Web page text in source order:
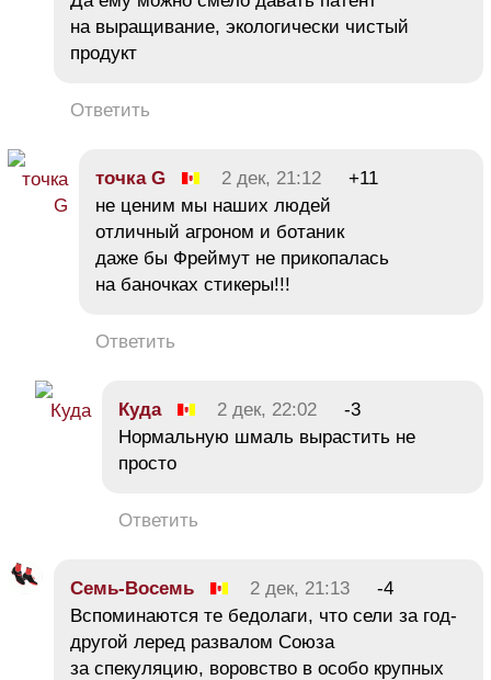
на выращивание, экологически чистый
продукт
Ответить
точка G 2 дек, 21:12
+11
не ценим мы наших людей
отличный агроном и ботаник
даже бы Фреймут не прикопалась
на баночках стикеры!!!
Ответить
Куда 2 дек, 22:02
-3
Нормальную шмаль вырастить не
просто
Ответить
Семь-Восемь 2 дек, 21:13
-4
Вспоминаются те бедолаги, что сели за год-
другой леред развалом Союза
за спекуляцию, воровство в особо крупных